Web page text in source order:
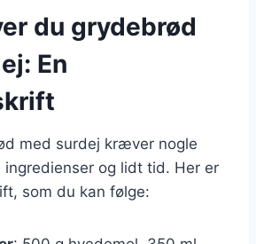
du grydebrød
En
med surdej kræver nogle
og lidt tid. Her er
som du kan følge: